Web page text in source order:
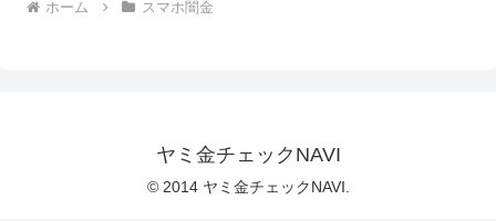
ホーム スマホ闇金
ヤミ金チェックNAVI
© 2014 ヤミ金チェックNAVI.